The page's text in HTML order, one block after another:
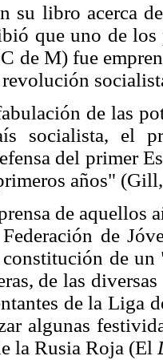
su libro acerca
que uno de
de M) fue
de las
socialista, el
del primer
años"
de aquellos
de
de
de las
de la Liga
algunas
la Rusia Roja (El